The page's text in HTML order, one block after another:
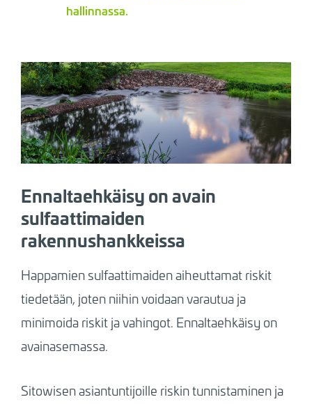
hallinnassa.
Ennaltaehkäisy on avain
sulfaattimaiden
rakennushankkeissa
Happamien sulfaattimaiden aiheuttamat riskit
tiedetään, joten niihin voidaan varautua ja
minimoida riskit ja vahingot. Ennaltaehkäisy on
avainasemassa.
Sitowisen asiantuntijoille riskin tunnistaminen ja